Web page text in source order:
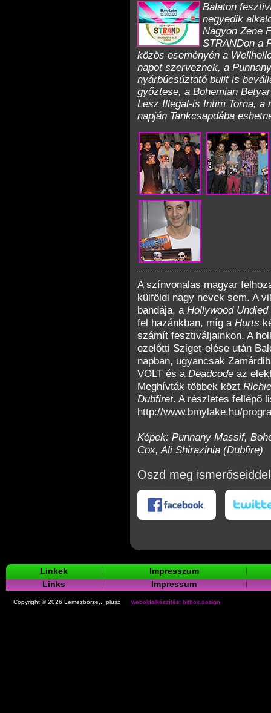
Balaton
negyedik
Nagyon Zene
STRANDon a
közös eseményén a
napot szerveznek, a
nyárbúcsúztató bulit is
győztese, a Bohemian
Lesz Illegal-is Intim Torna, a
napján Tankcsapdába
A színvonalas magyar
külföldi nagy nevek sem. A
bandája, a Hollywood Undied
fel hazánkban, míg a Hurts
számít fesztiváljainkon. A
ezelőtti Sziget-elése után
napban, ugyancsak
VOLT és a Deadcode az
Meghívták többek közt
Dubfiret. A részletes fellépő
http://www.bmylake.hu/
Képek: Punnany Massif,
Cox, Ali Shirazinia (Dubfire)
Oszd meg
Linkek
Impresszum
Links
Impressum
Copyright © 2026 Lemezbörze,...plusz weboldalkészítés: bitbox.design